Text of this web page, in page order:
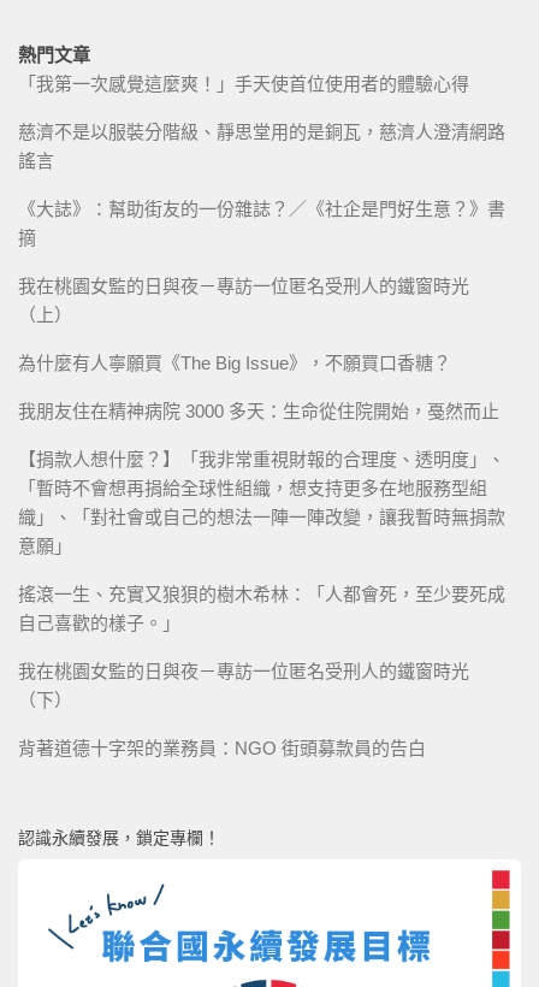
熱門文章
「我第一次感覺這麼爽！」手天使首位使用者的體驗心得
慈濟不是以服裝分階級、靜思堂用的是銅瓦，慈濟人澄清網路
謠言
《大誌》：幫助街友的一份雜誌？／《社企是門好生意？》書
摘
我在桃園女監的日與夜－專訪一位匿名受刑人的鐵窗時光
（上）
為什麼有人寧願買《The Big Issue》，不願買口香糖？
我朋友住在精神病院 3000 多天：生命從住院開始，戞然而止
【捐款人想什麼？】「我非常重視財報的合理度、透明度」、
「暫時不會想再捐給全球性組織，想支持更多在地服務型組
織」、「對社會或自己的想法一陣一陣改變，讓我暫時無捐款
意願」
搖滾一生、充實又狼狽的樹木希林：「人都會死，至少要死成
自己喜歡的樣子。」
我在桃園女監的日與夜－專訪一位匿名受刑人的鐵窗時光
（下）
背著道德十字架的業務員：NGO 街頭募款員的告白
認識永續發展，鎖定專欄！